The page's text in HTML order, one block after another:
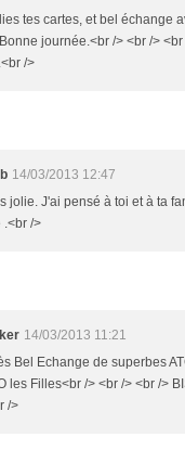
tes cartes, et bel échange
journée.<br /> <br />
/>
14/03/2013 12:47
jolie. J'ai pensé à toi et à ta
.<br />
14/03/2013 11:21
Bel Echange de superbes
les Filles<br /> <br /> <br />
/>